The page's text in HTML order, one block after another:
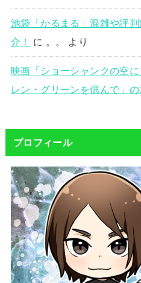
池袋「かるまる」混雑や評
介！
に 。。 より
映画「ショーシャンクの空
レン・グリーンを偲んで」の
プロフィール